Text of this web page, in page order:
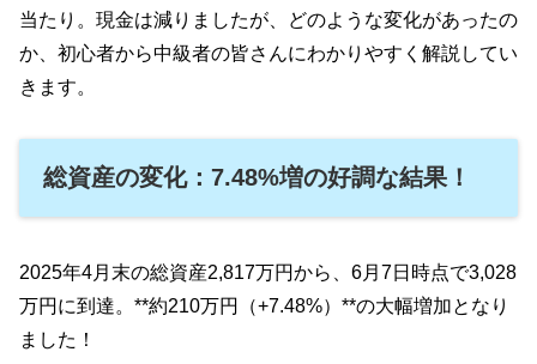
当たり。現金は減りましたが、どのような変化があったの
か、初心者から中級者の皆さんにわかりやすく解説してい
きます。
総資産の変化：7.48%増の好調な結果！
2025年4月末の総資産2,817万円から、6月7日時点で3,028
万円に到達。**約210万円（+7.48%）**の大幅増加となり
ました！